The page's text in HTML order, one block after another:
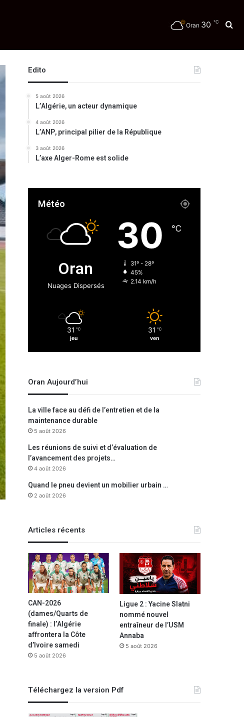
Oran 30 ℃
Edito
5 août 2026
L’Algérie, un acteur dynamique
4 août 2026
L’ANP, principal pilier de la République
3 août 2026
L’axe Alger-Rome est solide
Météo
Oran
Nuages Dispersés
30 ℃
31º - 28º
45%
2.14 km/h
31 ℃
jeu
31 ℃
ven
Oran Aujourd’hui
La ville face au défi de l’entretien et de la
maintenance durable
5 août 2026
Les réunions de suivi et d’évaluation de
l’avancement des projets…
4 août 2026
Quand le pneu devient un mobilier urbain …
2 août 2026
Articles récents
CAN-2026
(dames/Quarts de
finale) : l’Algérie
affrontera la Côte
d’Ivoire samedi
5 août 2026
Ligue 2 : Yacine Slatni
nommé nouvel
entraîneur de l’USM
Annaba
5 août 2026
Téléchargez la version Pdf